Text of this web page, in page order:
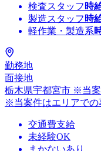
検査スタッフ 時
製造スタッフ 時
軽作業・製造系
勤務地
面接地
栃木県宇都宮市 ※当案
※当案件はエリアでの
交通費支給
未経験OK
まかないあり